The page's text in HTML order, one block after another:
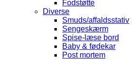
Fodstøtte
Diverse
Smuds/affaldsstativ
Sengeskærm
Spise-læse bord
Baby & fødekar
Post mortem